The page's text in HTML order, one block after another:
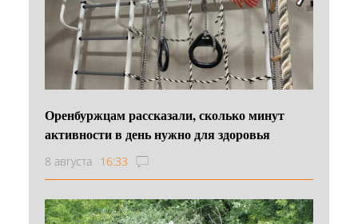
Оренбуржцам рассказали, сколько минут
активности в день нужно для здоровья
8 августа 16:33